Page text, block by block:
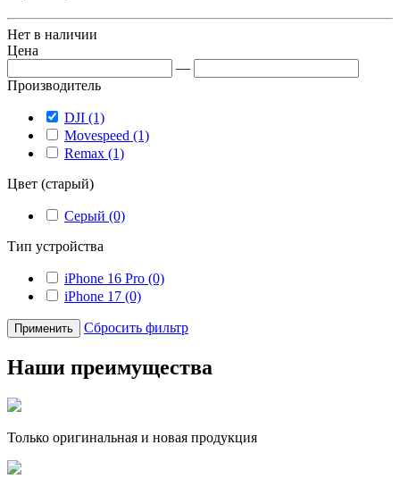
Нет в наличии
Цена
—
Производитель
DJI (1)
Movespeed (1)
Remax (1)
Цвет (старый)
Серый (0)
Тип устройства
iPhone 16 Pro (0)
iPhone 17 (0)
Применить Сбросить фильтр
Наши преимущества
Только оригинальная и новая продукция